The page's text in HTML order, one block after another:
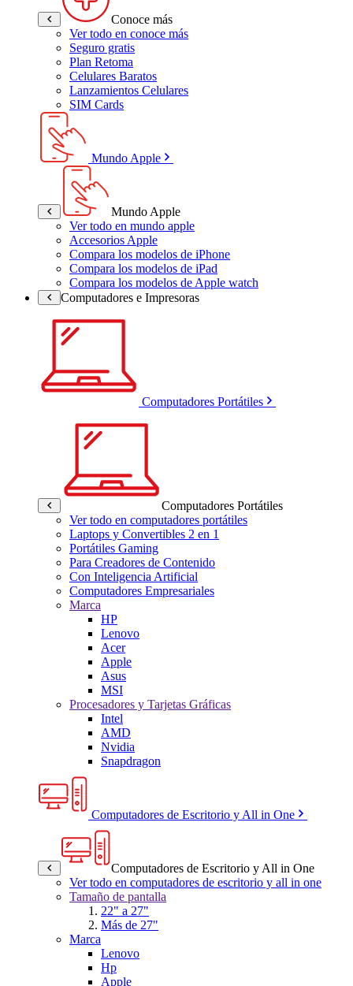
Conoce más
Ver todo en conoce más
Seguro gratis
Plan Retoma
Celulares Baratos
Lanzamientos Celulares
SIM Cards
Mundo Apple
Mundo Apple
Ver todo en mundo apple
Accesorios Apple
Compara los modelos de iPhone
Compara los modelos de iPad
Compara los modelos de Apple watch
Computadores e Impresoras
Computadores Portátiles
Computadores Portátiles
Ver todo en computadores portátiles
Laptops y Convertibles 2 en 1
Portátiles Gaming
Para Creadores de Contenido
Con Inteligencia Artificial
Computadores Empresariales
Marca
HP
Lenovo
Acer
Apple
Asus
MSI
Procesadores y Tarjetas Gráficas
Intel
AMD
Nvidia
Snapdragon
Computadores de Escritorio y All in One
Computadores de Escritorio y All in One
Ver todo en computadores de escritorio y all in one
Tamaño de pantalla
22" a 27"
Más de 27"
Marca
Lenovo
Hp
Apple